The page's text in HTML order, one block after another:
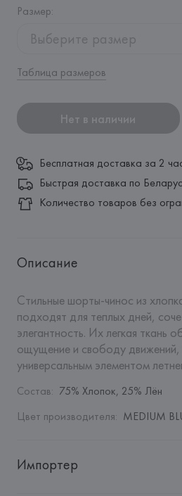
Размер:
Выберите размер
Таблица размеров
Нет в наличии
Бесплатная доставка за 2
Быстрая доставка по
Количество товаров без
Описание
Стильные шорты-чинос из
подходят для теплых дней,
элегантность. Их легкая ткань
ощущение и свободу движений,
универсальным элементом
Состав: 75% Хлопок, 25% Лён
Цвет производителя: MEDIUM
Импортер